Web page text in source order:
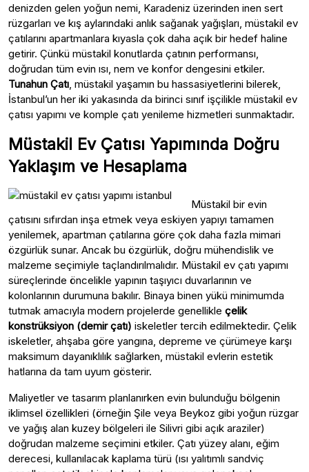
denizden gelen yoğun nemi, Karadeniz üzerinden inen sert
rüzgarları ve kış aylarındaki anlık sağanak yağışları, müstakil ev
çatılarını apartmanlara kıyasla çok daha açık bir hedef haline
getirir. Çünkü müstakil konutlarda çatının performansı,
doğrudan tüm evin ısı, nem ve konfor dengesini etkiler.
Tunahun Çatı , müstakil yaşamın bu hassasiyetlerini bilerek,
İstanbul’un her iki yakasında da birinci sınıf işçilikle müstakil ev
çatısı yapımı ve komple çatı yenileme hizmetleri sunmaktadır.
Müstakil Ev Çatısı Yapımında Doğru
Yaklaşım ve Hesaplama
Müstakil bir evin
çatısını sıfırdan inşa etmek veya eskiyen yapıyı tamamen
yenilemek, apartman çatılarına göre çok daha fazla mimari
özgürlük sunar. Ancak bu özgürlük, doğru mühendislik ve
malzeme seçimiyle taçlandırılmalıdır. Müstakil ev çatı yapımı
süreçlerinde öncelikle yapının taşıyıcı duvarlarının ve
kolonlarının durumuna bakılır. Binaya binen yükü minimumda
tutmak amacıyla modern projelerde genellikle çelik
konstrüksiyon (demir çatı) iskeletler tercih edilmektedir. Çelik
iskeletler, ahşaba göre yangına, depreme ve çürümeye karşı
maksimum dayanıklılık sağlarken, müstakil evlerin estetik
hatlarına da tam uyum gösterir.
Maliyetler ve tasarım planlanırken evin bulunduğu bölgenin
iklimsel özellikleri (örneğin Şile veya Beykoz gibi yoğun rüzgar
ve yağış alan kuzey bölgeleri ile Silivri gibi açık araziler)
doğrudan malzeme seçimini etkiler. Çatı yüzey alanı, eğim
derecesi, kullanılacak kaplama türü (ısı yalıtımlı sandviç